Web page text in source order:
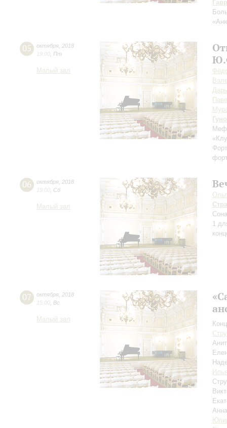
05 октября 2018
19:00 Пт
Малый зал
Гуно
06 октября 2018
19:00 Сб
Малый зал
1
07 октября 2018
15:00 Вс
Малый зал